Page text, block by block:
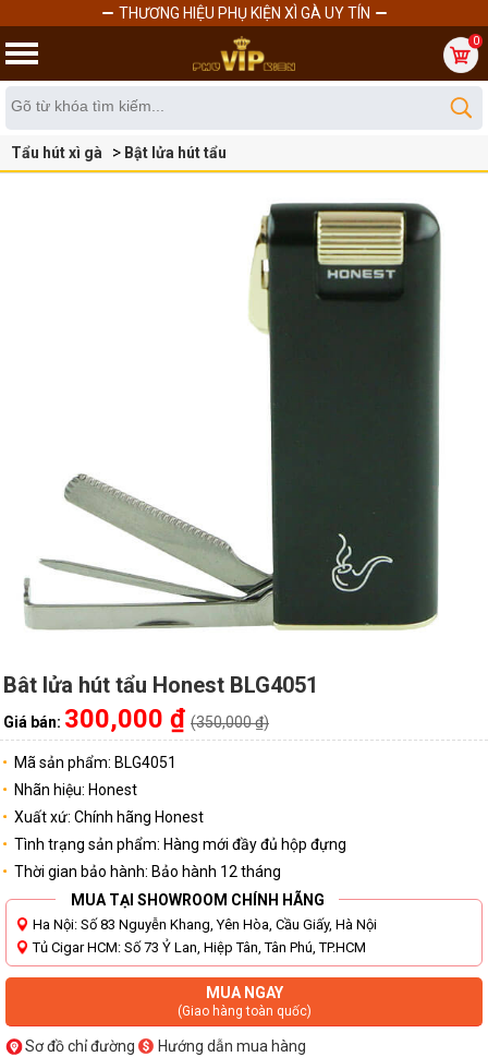
0
Tẩu hút xì gà Bật lửa hút tẩu
Bât lửa hút tẩu Honest BLG4051
Giá bán: 300,000 ₫ (350,000 ₫)
Mã sản phẩm: BLG4051
Nhãn hiệu: Honest
Xuất xứ: Chính hãng Honest
Tình trạng sản phẩm: Hàng mới đầy đủ hộp đựng
Thời gian bảo hành: Bảo hành 12 tháng
MUA TẠI SHOWROOM CHÍNH HÃNG
Ha Nội: Số 83 Nguyễn Khang, Yên Hòa, Cầu Giấy, Hà Nội
Tủ Cigar HCM: Số 73 Ỷ Lan, Hiệp Tân, Tân Phú, TP.HCM
MUA NGAY
(Giao hàng toàn quốc)
Sơ đồ chỉ đường
Hướng dẫn mua hàng
THƯƠNG HIỆU PHỤ KIỆN XÌ GÀ UY TÍN